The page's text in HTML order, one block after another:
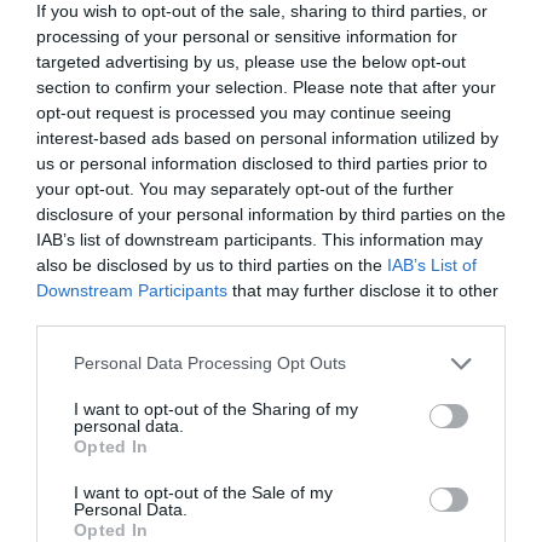
If you wish to opt-out of the sale, sharing to third parties, or
processing of your personal or sensitive information for
targeted advertising by us, please use the below opt-out
section to confirm your selection. Please note that after your
opt-out request is processed you may continue seeing
interest-based ads based on personal information utilized by
us or personal information disclosed to third parties prior to
your opt-out. You may separately opt-out of the further
disclosure of your personal information by third parties on the
IAB’s list of downstream participants. This information may
also be disclosed by us to third parties on the IAB’s List of
Downstream Participants that may further disclose it to other
Personal Data Processing Opt Outs
I want to opt-out of the Sharing of my
personal data.
Opted In
I want to opt-out of the Sale of my
Personal Data.
Opted In
más restrictivos y vinculados a obligaciones más estrictas
de búsqueda de empleo.
Los sindicatos y expertos en políticas laborales advierten
de que estas medidas podrían dejar sin protección a
personas mayores de 52 años, trabajadores de sectores
en reconversión o personas con dificultades
estructurales para reincorporarse al mercado laboral.
En España, más de 800.000 personas dependen de estos
subsidios para llegar a fin de mes.
Otra de las áreas sensibles es la de las
prestaciones
familiares y de dependencia. Vox ha defendido que las
ayudas deben priorizar a las familias españolas y ha
“benefician a inmigrantes en situación irregular”. No